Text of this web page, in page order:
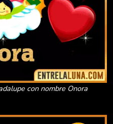
con nombre Onora